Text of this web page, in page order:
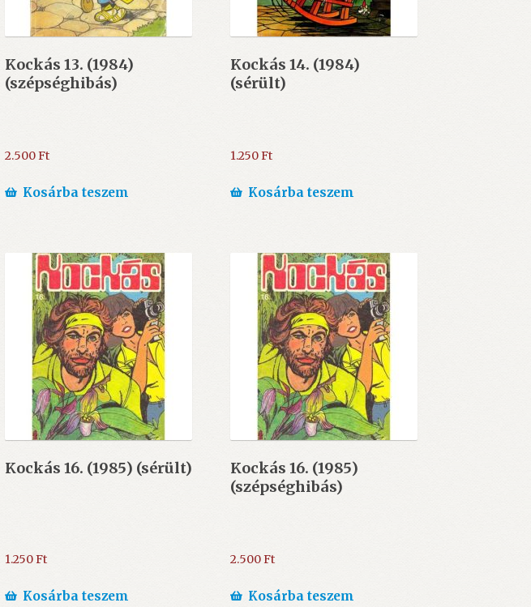
Kockás 13. (1984)
(szépséghibás)
2.500Ft
Kosárba teszem
Kockás 14. (1984)
(sérült)
1.250Ft
Kosárba teszem
Kockás 16. (1985) (sérült)
1.250Ft
Kosárba teszem
Kockás 16. (1985)
(szépséghibás)
2.500Ft
Kosárba teszem